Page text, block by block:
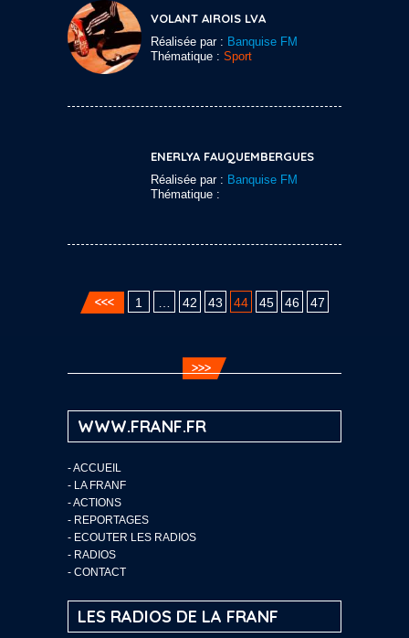
VOLANT AIROIS LVA
Réalisée par : Banquise FM
Thématique : Sport
ENERLYA FAUQUEMBERGUES
Réalisée par : Banquise FM
Thématique :
1 42 43 44 45 46 47
WWW.FRANF.FR
-ACCUEIL
- LA FRANF
-ACTIONS
- REPORTAGES
- ECOUTER LES RADIOS
- RADIOS
- CONTACT
LES RADIOS DE LA FRANF